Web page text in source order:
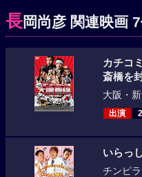
長岡尚彦 関連映画
カチコ
斎橋を
大阪・
出演
いらっ
チンピ